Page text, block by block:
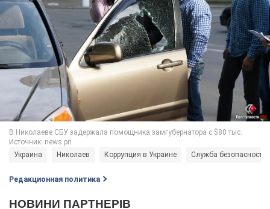
Украина Николаев Коррупция в Украине Служба
Редакционная политика